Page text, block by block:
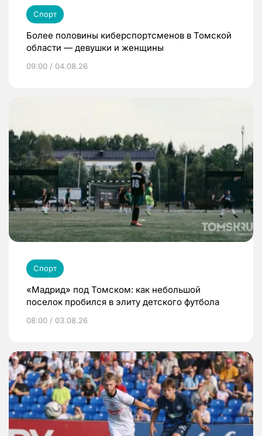
Спорт
Более половины киберспортсменов в Томской
области — девушки и женщины
09:00 / 04.08.26
Спорт
«Мадрид» под Томском: как небольшой
поселок пробился в элиту детского футбола
08:00 / 03.08.26